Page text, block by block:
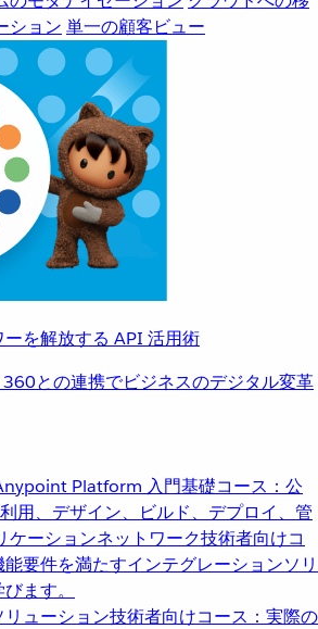
ション 単一の顧客ビュー
を解放する API 活用術
との連携でビジネスのデジタル変革
Platform 入門基礎コース：公
用、デザイン、ビルド、デプロイ、管
ケーションネットワーク技術者向けコ
要件を満たすインテグレーションソリ
ます。
ューション技術者向けコース：実際の